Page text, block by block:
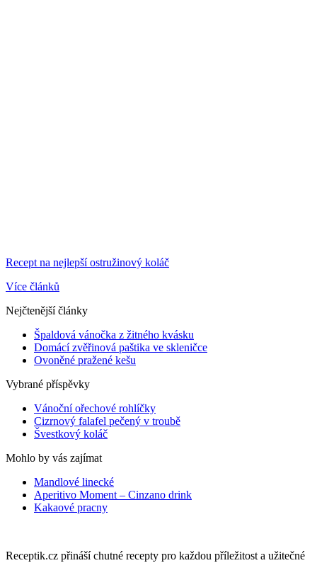
Recept na nejlepší ostružinový koláč
Více článků
Nejčtenější články
Špaldová vánočka z žitného kvásku
Domácí zvěřinová paštika ve skleničce
Ovoněné pražené kešu
Vybrané příspěvky
Vánoční ořechové rohlíčky
Cizrnový falafel pečený v troubě
Švestkový koláč
Mohlo by vás zajímat
Mandlové linecké
Aperitivo Moment – Cinzano drink
Kakaové pracny
Receptik.cz přináší chutné recepty pro každou příležitost a užitečné